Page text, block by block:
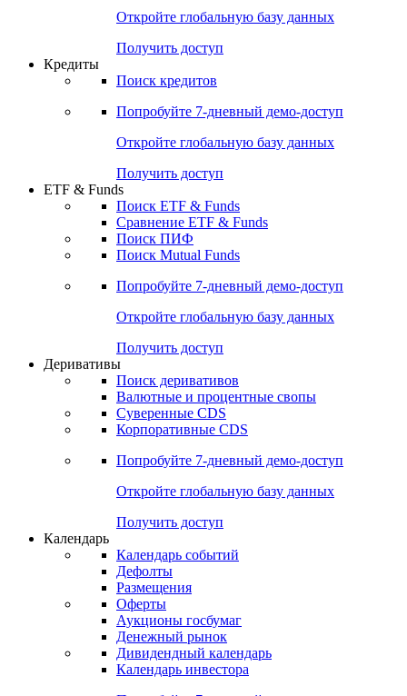
Откройте глобальную базу данных
Получить доступ
Кредиты
Поиск кредитов
Попробуйте 7-дневный демо-доступ
Откройте глобальную базу данных
Получить доступ
ETF & Funds
Поиск ETF & Funds
Сравнение ETF & Funds
Поиск ПИФ
Поиск Mutual Funds
Попробуйте 7-дневный демо-доступ
Откройте глобальную базу данных
Получить доступ
Деривативы
Поиск деривативов
Валютные и процентные свопы
Суверенные CDS
Корпоративные CDS
Попробуйте 7-дневный демо-доступ
Откройте глобальную базу данных
Получить доступ
Календарь
Календарь событий
Дефолты
Размещения
Оферты
Аукционы госбумаг
Денежный рынок
Дивидендный календарь
Календарь инвестора